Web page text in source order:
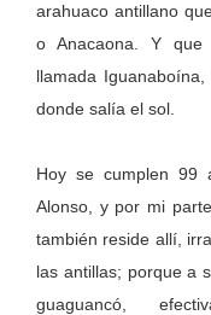
arahuaco antillano
o Anacaona. Y que
llamada
donde salía el sol.
Hoy se cumplen 99
Alonso, y por mi
también reside allí,
las antillas; porque a
guaguancó,